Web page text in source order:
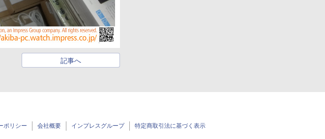
記事へ
ポリシー 会社概要 インプレスグループ 特定商取引法に基づく表示